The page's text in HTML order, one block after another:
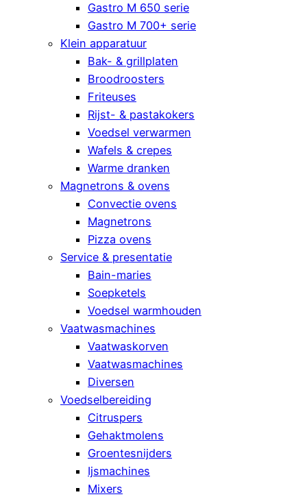
Gastro M 650 serie
Gastro M 700+ serie
Klein apparatuur
Bak- & grillplaten
Broodroosters
Friteuses
Rijst- & pastakokers
Voedsel verwarmen
Wafels & crepes
Warme dranken
Magnetrons & ovens
Convectie ovens
Magnetrons
Pizza ovens
Service & presentatie
Bain-maries
Soepketels
Voedsel warmhouden
Vaatwasmachines
Vaatwaskorven
Vaatwasmachines
Diversen
Voedselbereiding
Citruspers
Gehaktmolens
Groentesnijders
Ijsmachines
Mixers